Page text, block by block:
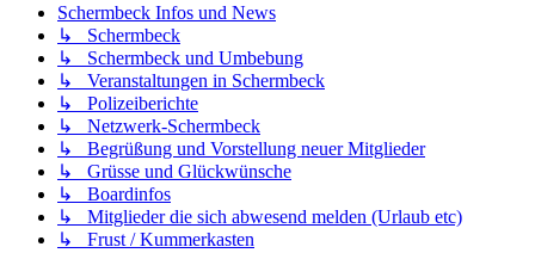
Schermbeck Infos und News
↳ Schermbeck
↳ Schermbeck und Umbebung
↳ Veranstaltungen in Schermbeck
↳ Polizeiberichte
↳ Netzwerk-Schermbeck
↳ Begrüßung und Vorstellung neuer Mitglieder
↳ Grüsse und Glückwünsche
↳ Boardinfos
↳ Mitglieder die sich abwesend melden (Urlaub etc)
↳ Frust / Kummerkasten